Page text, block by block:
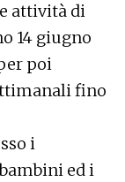
attività di
14 giugno
poi
fino
i
ed i